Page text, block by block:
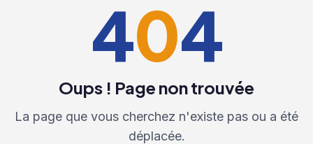
404
Oups ! Page non trouvée
La page que vous cherchez n'existe pas ou a été
déplacée.